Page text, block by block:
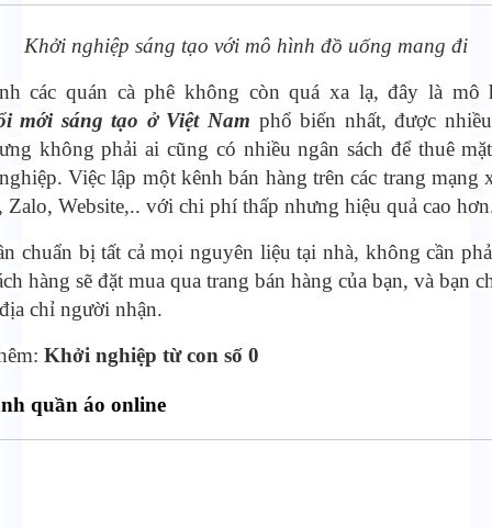
Khởi nghiệp sáng tạo với mô hình đồ uống mang đi
các quán cà phê không còn quá xa lạ, đây là
mới sáng tạo ở Việt Nam phổ biến nhất, được
không phải ai cũng có nhiều ngân sách để thuê
Việc lập một kênh bán hàng trên các trang mạng
Zalo, Website,.. với chi phí thấp nhưng hiệu quả cao
chuẩn bị tất cả mọi nguyên liệu tại nhà, không cần
hàng sẽ đặt mua qua trang bán hàng của bạn, và bạn
chỉ người nhận.
Khởi nghiệp từ con số 0
quần áo online